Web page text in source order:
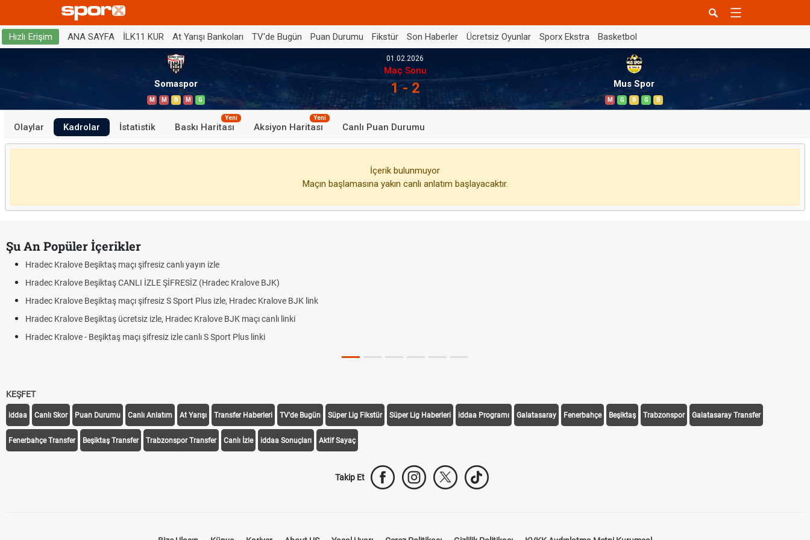
Hızlı Erişim ANA SAYFA İLK11 KUR At Yarışı Bankoları TV'de Bugün Puan Durumu Fikstür Son Haberler Ücretsiz Oyunlar Sporx Ekstra Basketbol
Somaspor
M M B M G
01.02.2026
Maç Sonu
1 - 2 Mus Spor
M G B G B
Olaylar Kadrolar İstatistik Baskı Haritası
Yeni
Aksiyon Haritası
Yeni
Canlı Puan Durumu
İçerik bulunmuyor
Maçın başlamasına yakın canlı anlatım başlayacaktır.
Şu An Popüler İçerikler
Hradec Kralove Beşiktaş maçı şifresiz canlı yayın izle
Hradec Kralove Beşiktaş CANLI İZLE ŞİFRESİZ (Hradec Kralove BJK)
Hradec Kralove Beşiktaş maçı şifresiz S Sport Plus izle, Hradec Kralove BJK link
Hradec Kralove Beşiktaş ücretsiz izle, Hradec Kralove BJK maçı canlı linki
Hradec Kralove - Beşiktaş maçı şifresiz izle canlı S Sport Plus linki
KEŞFET
iddaa Canlı Skor Puan Durumu Canlı Anlatım At Yarışı Transfer Haberleri TV'de Bugün Süper Lig Fikstür Süper Lig Haberleri iddaa Programı Galatasaray Fenerbahçe Beşiktaş Trabzonspor Galatasaray Transfer
Fenerbahçe Transfer Beşiktaş Transfer Trabzonspor Transfer Canlı İzle iddaa Sonuçları Aktif Sayaç
Takip Et